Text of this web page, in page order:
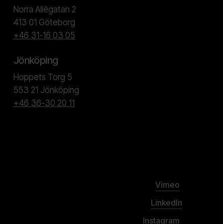
Norra Allégatan 2
413 01 Göteborg
+46 31-16 03 05
Jönköping
Hoppets Torg 5
553 21 Jönköping
+46 36-30 20 11
Vimeo
LinkedIn
Instagram